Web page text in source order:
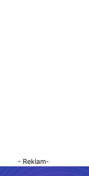
- Reklam-